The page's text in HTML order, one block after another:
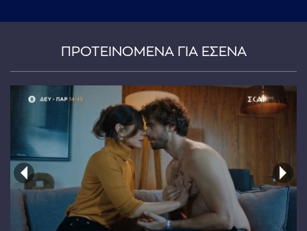
ΠΡΟΤΕΙΝΟΜΕΝΑ ΓΙΑ ΕΣΕΝΑ